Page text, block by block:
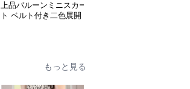
上品バルーンミニスカー
ト ベルト付き二色展開
もっと見る